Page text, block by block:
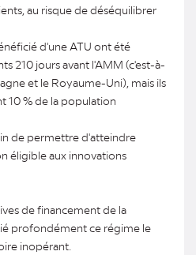
au risque de déséquilibrer
d'une ATU ont été
210 jours avant l'AMM (c'est-à-
et le Royaume-Uni), mais ils
10 % de la population
de permettre d'atteindre
éligible aux innovations
de financement de la
profondément ce régime le
inopérant.